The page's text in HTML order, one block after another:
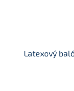
Latexový